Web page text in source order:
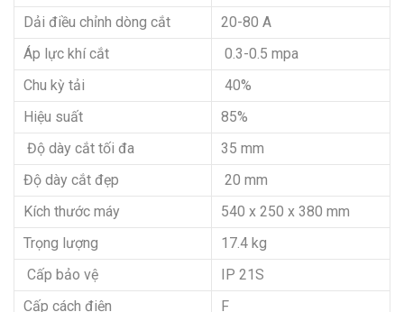
Dải điều chỉnh dòng cắt
20-80 A
Áp lực khí cắt
0.3-0.5 mpa
Chu kỳ tải
40%
Hiệu suất
85%
Độ dày cắt tối đa
35 mm
Độ dày cắt đẹp
20 mm
Kích thước máy
540 x 250 x 380 mm
Trọng lượng
17.4 kg
Cấp bảo vệ
IP 21S
Cấp cách điện
F